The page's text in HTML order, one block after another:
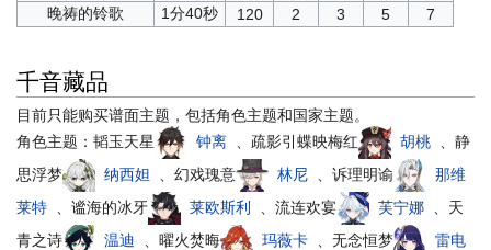
晚祷的铃歌
1分40秒 120 2 3 5 7
千音藏品
目前只能购买谱面主题，包括角色主题和国家主题。
角色主题：韬玉天星
钟离 、疏影引蝶映梅红 胡桃 、静
思浮梦
纳西妲 、幻戏瑰意 林尼 、诉理明谕
那维
莱特 、谧海的冰牙 莱欧斯利 、流连欢宴 芙宁娜 、天
青之诗
温迪 、曜火焚晦 玛薇卡 、无念恒梦
雷电